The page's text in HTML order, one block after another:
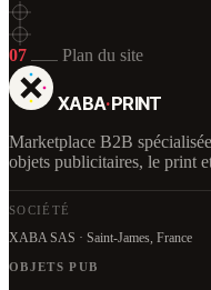
07 Plan du site
XABA·PRINT
Marketplace B2B
objets publicitaires, le print
SOCIÉTÉ
XABA SAS · Saint-James, France
OBJETS PUB